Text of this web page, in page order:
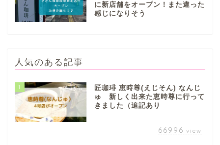
に新店舗をオープン！また違った
感じになりそう
人気のある記事
1
匠珈琲 恵時尊(えじそん) なんじ
ゅ 新しく出来た恵時尊に行って
きました（追記あり
66996 view